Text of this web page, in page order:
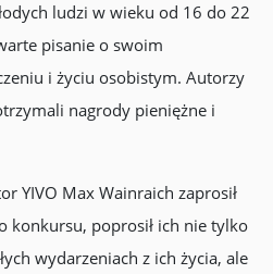
ludzi w wieku od 16 do 22
pisanie o swoim
i życiu osobistym. Autorzy
nagrody pieniężne i
YIVO Max Wainraich zaprosił
konkursu, poprosił ich nie tylko
wydarzeniach z ich życia, ale